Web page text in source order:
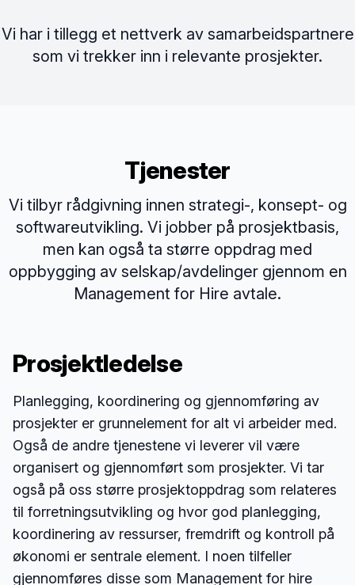
Vi har i tillegg et nettverk av samarbeidspartnere
som vi trekker inn i relevante prosjekter.
Tjenester
Vi tilbyr rådgivning innen strategi-, konsept- og
softwareutvikling. Vi jobber på prosjektbasis,
men kan også ta større oppdrag med
oppbygging av selskap/avdelinger gjennom en
Management for Hire avtale.
Prosjektledelse
Planlegging, koordinering og gjennomføring av
prosjekter er grunnelement for alt vi arbeider med.
Også de andre tjenestene vi leverer vil være
organisert og gjennomført som prosjekter. Vi tar
også på oss større prosjektoppdrag som relateres
til forretningsutvikling og hvor god planlegging,
koordinering av ressurser, fremdrift og kontroll på
økonomi er sentrale element. I noen tilfeller
gjennomføres disse som Management for hire